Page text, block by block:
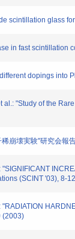
scintillation glass
in fast scintillation
dopings into
al.: "Study of the
崩壊実験"研究会
(SCINT '03), 8-
(2003)